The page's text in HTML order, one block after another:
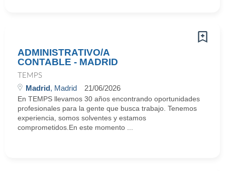
ADMINISTRATIVO/A
CONTABLE - MADRID
TEMPS
Madrid, Madrid 21/06/2026
En TEMPS llevamos 30 años encontrando oportunidades
profesionales para la gente que busca trabajo. Tenemos
experiencia, somos solventes y estamos
comprometidos.En este momento ...